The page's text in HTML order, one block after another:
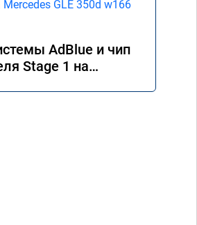
AdBlue и чип
Stage 1 на